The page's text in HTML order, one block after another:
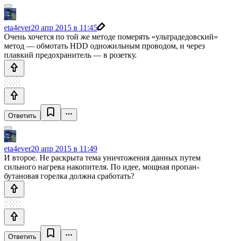
eta4ever20 апр 2015 в 11:45
Очень хочется по той же методе померять «ультрадедовский»
метод — обмотать HDD одножильным проводом, и через
плавкий предохранитель — в розетку.
Ответить
eta4ever20 апр 2015 в 11:49
И второе. Не раскрыта тема уничтожения данных путем
сильного нагрева накопителя. По идее, мощная пропан-
бутановая горелка должна сработать?
Ответить